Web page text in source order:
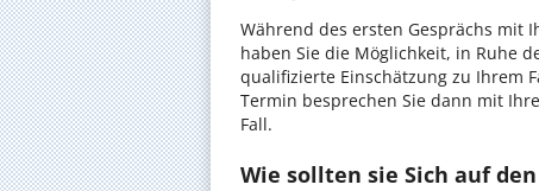
Während des ersten Gesprächs mit
haben Sie die Möglichkeit, in Ruhe
qualifizierte Einschätzung zu Ihrem
Termin besprechen Sie dann mit
Fall.
Wie sollten sie Sich auf